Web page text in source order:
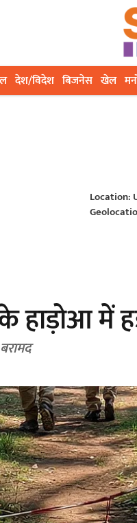
देश/विदेश बिजनेस खेल
Location:
के हाड़ोआ में